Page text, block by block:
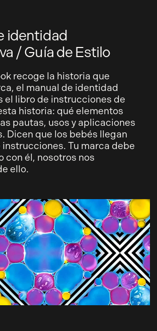
identidad
/ Guía de Estilo
recoge la historia que
el manual de identidad
el libro de instrucciones de
historia: qué elementos
pautas, usos y aplicaciones
Dicen que los bebés llegan
instrucciones. Tu marca debe
con él, nosotros nos
ello.